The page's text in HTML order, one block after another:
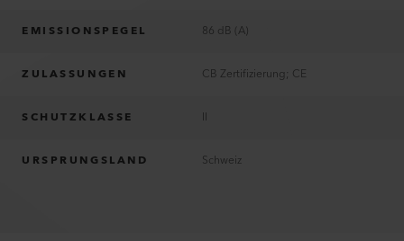
EMISSIONSPEGEL 86 dB (A)
ZULASSUNGEN CB Zertifizierung; CE
SCHUTZKLASSE II
URSPRUNGSLAND Schweiz